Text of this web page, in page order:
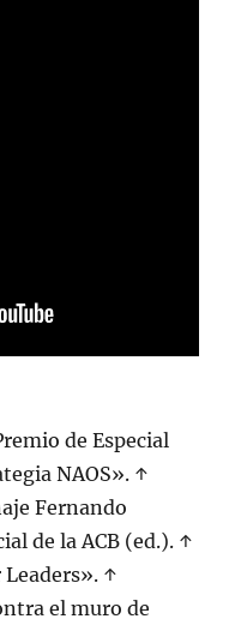
de Especial
NAOS». ↑
Fernando
de la ACB (ed.). ↑
↑
el muro de